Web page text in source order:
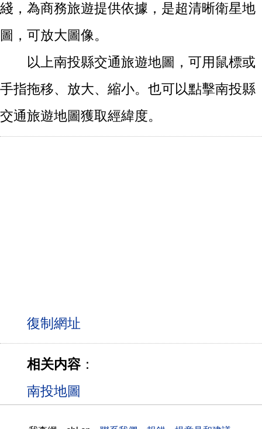
綫，為商務旅遊提供依據，是超清晰衛星地
圖，可放大圖像。
以上南投縣交通旅遊地圖，可用鼠標或
手指拖移、放大、縮小。也可以點擊南投縣
交通旅遊地圖獲取經緯度。
相关内容：
南投地圖